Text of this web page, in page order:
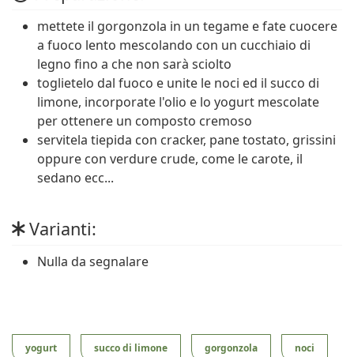
mettete il gorgonzola in un tegame e fate cuocere
a fuoco lento mescolando con un cucchiaio di
legno fino a che non sarà sciolto
toglietelo dal fuoco e unite le noci ed il succo di
limone, incorporate l'olio e lo yogurt mescolate
per ottenere un composto cremoso
servitela tiepida con cracker, pane tostato, grissini
oppure con verdure crude, come le carote, il
sedano ecc...
Varianti:
Nulla da segnalare
yogurt succo di limone gorgonzola noci